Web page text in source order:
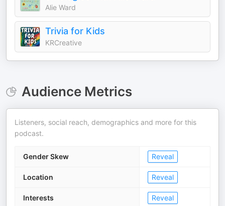
Alie Ward
Trivia for Kids
KRCreative
Audience Metrics
Listeners, social reach, demographics and more for this
podcast.
Gender Skew Reveal
Location Reveal
Interests Reveal